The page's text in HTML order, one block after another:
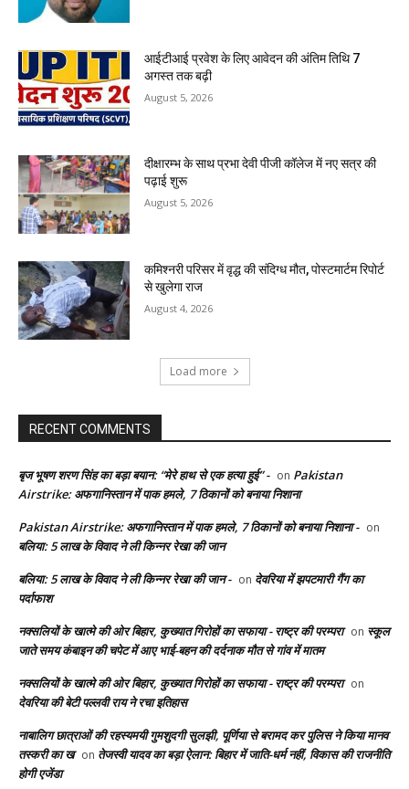
आईटीआई प्रवेश के लिए आवेदन की अंतिम तिथि 7
अगस्त तक बढ़ी
August 5, 2026
दीक्षारम्भ के साथ प्रभा देवी पीजी कॉलेज में नए सत्र की
पढ़ाई शुरू
August 5, 2026
कमिश्नरी परिसर में वृद्ध की संदिग्ध मौत, पोस्टमार्टम रिपोर्ट
से खुलेगा राज
August 4, 2026
Load more
RECENT COMMENTS
बृज भूषण शरण सिंह का बड़ा बयान: “मेरे हाथ से एक हत्या हुई” - on Pakistan
Airstrike: अफगानिस्तान में पाक हमले, 7 ठिकानों को बनाया निशाना
Pakistan Airstrike: अफगानिस्तान में पाक हमले, 7 ठिकानों को बनाया निशाना - on
बलिया: 5 लाख के विवाद ने ली किन्नर रेखा की जान
बलिया: 5 लाख के विवाद ने ली किन्नर रेखा की जान - on देवरिया में झपटमारी गैंग का
पर्दाफाश
नक्सलियों के खात्मे की ओर बिहार, कुख्यात गिरोहों का सफाया - राष्ट्र की परम्परा on स्कूल
जाते समय कंबाइन की चपेट में आए भाई-बहन की दर्दनाक मौत से गांव में मातम
नक्सलियों के खात्मे की ओर बिहार, कुख्यात गिरोहों का सफाया - राष्ट्र की परम्परा on
देवरिया की बेटी पल्लवी राय ने रचा इतिहास
नाबालिग छात्राओं की रहस्यमयी गुमशुदगी सुलझी, पूर्णिया से बरामद कर पुलिस ने किया मानव
तस्करी का ख on तेजस्वी यादव का बड़ा ऐलान: बिहार में जाति-धर्म नहीं, विकास की राजनीति
होगी एजेंडा